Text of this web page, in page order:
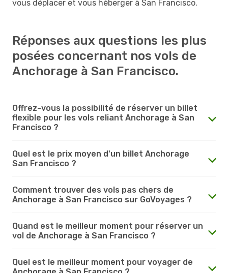
vous déplacer et vous héberger à San Francisco.
Réponses aux questions les plus
posées concernant nos vols de
Anchorage à San Francisco.
Offrez-vous la possibilité de réserver un billet
flexible pour les vols reliant Anchorage à San
Francisco ?
Quel est le prix moyen d'un billet Anchorage
San Francisco ?
Comment trouver des vols pas chers de
Anchorage à San Francisco sur GoVoyages ?
Quand est le meilleur moment pour réserver un
vol de Anchorage à San Francisco ?
Quel est le meilleur moment pour voyager de